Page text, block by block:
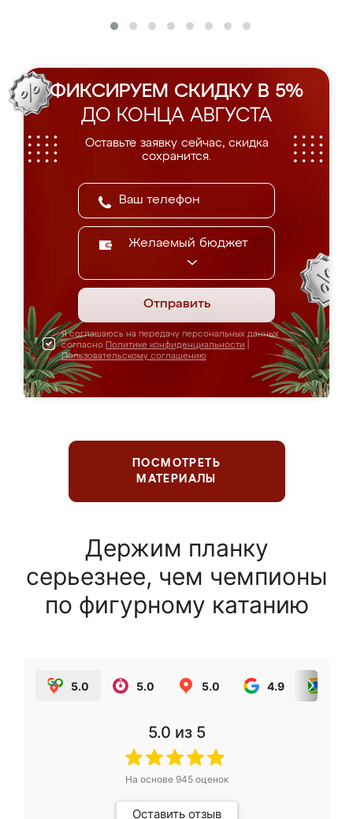
ФИКСИРУЕМ СКИДКУ В 5%
ДО КОНЦА АВГУСТА
Оставьте заявку сейчас, скидка
сохранится.
Желаемый бюджет
Отправить
Я соглашаюсь на передачу персональных данных
согласно Политике конфиденциальности
Пользовательскому соглашению
ПОСМОТРЕТЬ
МАТЕРИАЛЫ
Держим планку
серьезнее, чем чемпионы
по фигурному катанию
5.0 5.0 5.0 4.9
5.0 из 5
На основе 945оценок
Оставить отзыв